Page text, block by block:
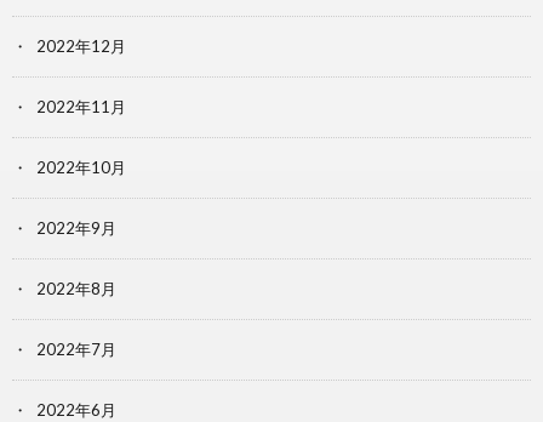
2022年12月
2022年11月
2022年10月
2022年9月
2022年8月
2022年7月
2022年6月